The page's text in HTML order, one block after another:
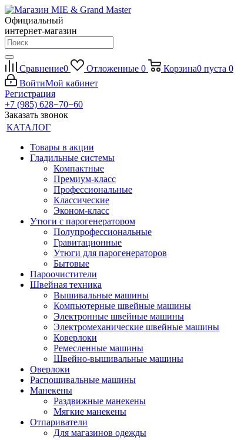
Официальный
интернет-магазин
Сравнение0 Отложенные 0 Корзина0 пуста 0
ВойтиМой кабинет
Регистрация
+7 (985) 628−70−60
Заказать звонок
КАТАЛОГ
Товары в акции
Гладильные системы
Компактные
Премиум-класс
Профессиональные
Классические
Эконом-класс
Утюги с парогенератором
Полупрофессиональные
Гравитационные
Утюги для парогенераторов
Бытовые
Пароочистители
Швейная техника
Вышивальные машины
Компьютерные швейные машины
Электронные швейные машины
Электромеханические швейные машины
Коверлоки
Ремесленные машины
Швейно-вышивальные машины
Оверлоки
Распошивальные машины
Манекены
Раздвижные манекены
Мягкие манекены
Отпариватели
Для магазинов одежды